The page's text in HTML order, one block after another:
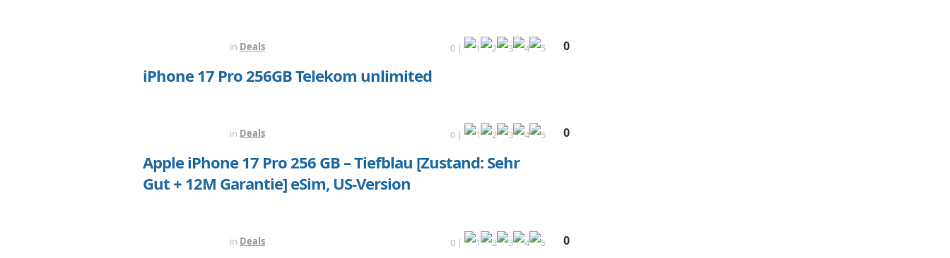
0
0 |
in Deals
iPhone 17 Pro 256GB Telekom unlimited
0
0 |
in Deals
Apple iPhone 17 Pro 256 GB – Tiefblau [Zustand: Sehr
Gut + 12M Garantie] eSim, US-Version
0
0 |
in Deals